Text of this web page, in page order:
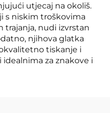
utjecaj na okoliš.
s niskim troškovima
trajanja, nudi izvrstan
njihova glatka
tiskanje i
za znakove i